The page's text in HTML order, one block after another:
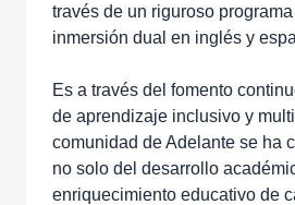
través de un riguroso
inmersión dual en inglés y
Es a través del fomento
de aprendizaje inclusivo y
comunidad de Adelante se ha
no solo del desarrollo
enriquecimiento educativo de